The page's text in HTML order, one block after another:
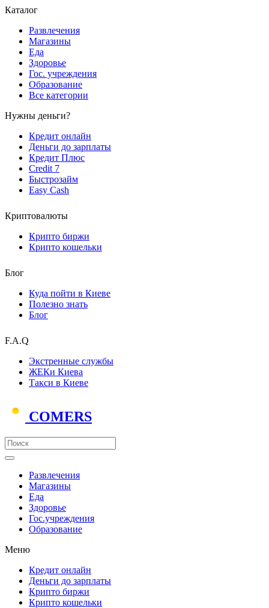
Каталог
Развлечения
Магазины
Еда
Здоровье
Гос. учреждения
Образование
Все категории
Нужны деньги?
Кредит онлайн
Деньги до зарплаты
Кредит Плюс
Credit 7
Быстрозайм
Easy Cash
Криптовалюты
Крипто биржи
Крипто кошельки
Блог
Куда пойти в Киеве
Полезно знать
Блог
F.A.Q
Экстренные службы
ЖЕКи Киева
Такси в Киеве
COMERS
Развлечения
Магазины
Еда
Здоровье
Гос.учреждения
Образование
Меню
Кредит онлайн
Деньги до зарплаты
Крипто биржи
Крипто кошельки